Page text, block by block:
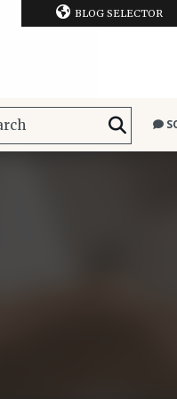
BLOG SELECTOR